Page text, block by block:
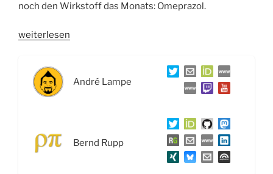
noch den Wirkstoff das Monats: Omeprazol.
„WSR035
Corona-
Virus,
Modellierung
weiterlesen
André Lampe
Bernd Rupp